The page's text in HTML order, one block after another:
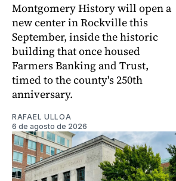
Montgomery History will open a
new center in Rockville this
September, inside the historic
building that once housed
Farmers Banking and Trust,
timed to the county's 250th
anniversary.
RAFAEL ULLOA
6 de agosto de 2026